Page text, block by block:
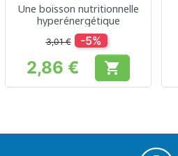
Une boisson nutritionnelle
hyperénergétique
3,01 € -5%
Prix
2,86 € 